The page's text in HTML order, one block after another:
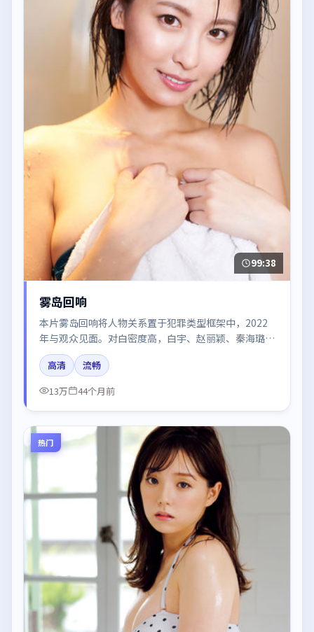
99:38
雾岛回响
本片雾岛回响将人物关系置于犯罪类型框架中，2022
年与观众见面。对白密度高，白宇、赵丽颖、秦海璐、
迪丽热巴的台词节奏值得关注；整体气质偏中国大陆都
市与冷色调摄影。
高清
流畅
13万
44个月前
热门